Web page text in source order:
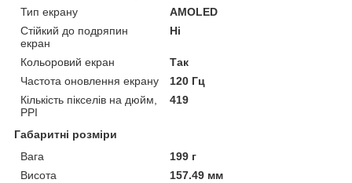
Тип екрану
AMOLED
Стійкий до подряпин
екран
Ні
Кольоровий екран
Так
Частота оновлення екрану
120 Гц
Кількість пікселів на дюйм,
PPI
419
Габаритні розміри
Вага
199 г
Висота
157.49 мм